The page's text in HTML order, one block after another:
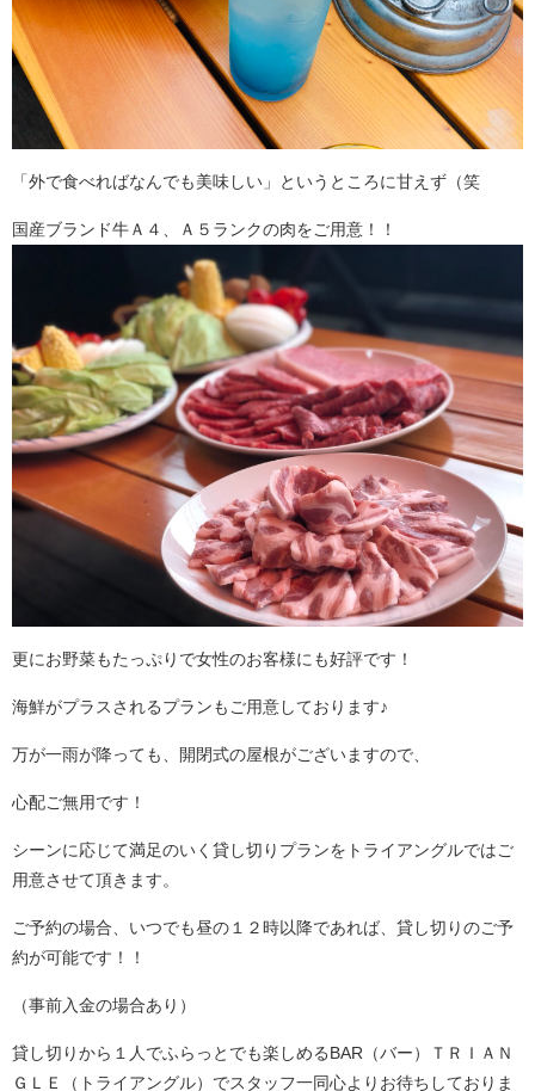
「外で食べればなんでも美味しい」というところに甘えず（笑
国産ブランド牛Ａ４、Ａ５ランクの肉をご用意！！
更にお野菜もたっぷりで女性のお客様にも好評です！
海鮮がプラスされるプランもご用意しております♪
万が一雨が降っても、開閉式の屋根がございますので、
心配ご無用です！
シーンに応じて満足のいく貸し切りプランをトライアングルではご
用意させて頂きます。
ご予約の場合、いつでも昼の１２時以降であれば、貸し切りのご予
約が可能です！！
（事前入金の場合あり）
貸し切りから１人でふらっとでも楽しめるBAR（バー）ＴＲＩＡＮ
ＧＬＥ（トライアングル）でスタッフ一同心よりお待ちしておりま